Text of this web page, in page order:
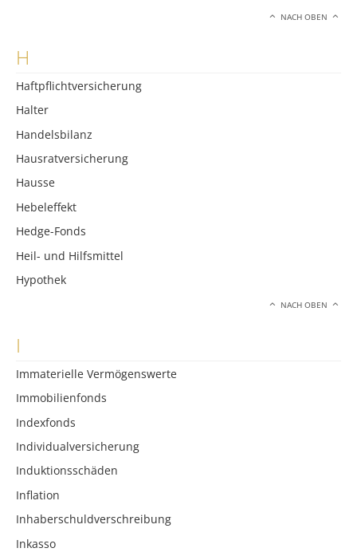
NACH OBEN
H
Haftpflichtversicherung
Halter
Handelsbilanz
Hausratversicherung
Hausse
Hebeleffekt
Hedge-Fonds
Heil- und Hilfsmittel
Hypothek
NACH OBEN
I
Immaterielle Vermögenswerte
Immobilienfonds
Indexfonds
Individualversicherung
Induktionsschäden
Inflation
Inhaberschuldverschreibung
Inkasso